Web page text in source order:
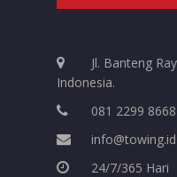
Jl. Banteng
Indonesia.
081 2299 8668
info@towing.id
24/7/365 Hari